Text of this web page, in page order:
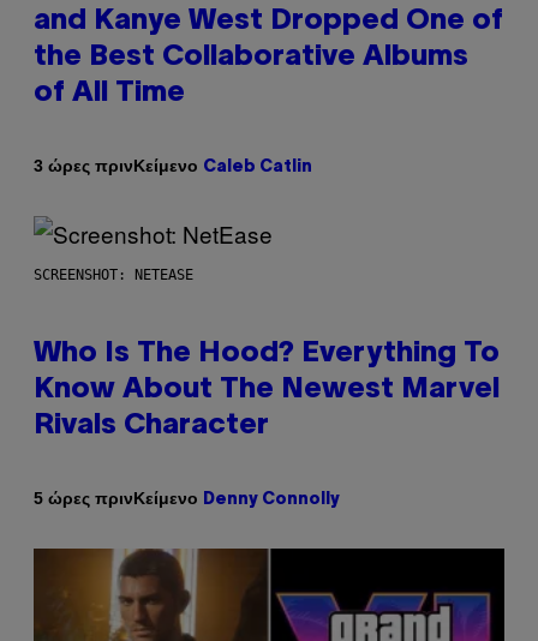
and Kanye West Dropped One of
the Best Collaborative Albums
of All Time
3 ώρες πρινΚείμενο Caleb Catlin
SCREENSHOT: NETEASE
Who Is The Hood? Everything To
Know About The Newest Marvel
Rivals Character
5 ώρες πρινΚείμενο Denny Connolly